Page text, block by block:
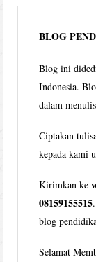
bulan
BLOG
Blog ini
Indonesia.
dalam
Ciptakan
kepada kami
Kirimkan ke
08159155515
blog
Selamat